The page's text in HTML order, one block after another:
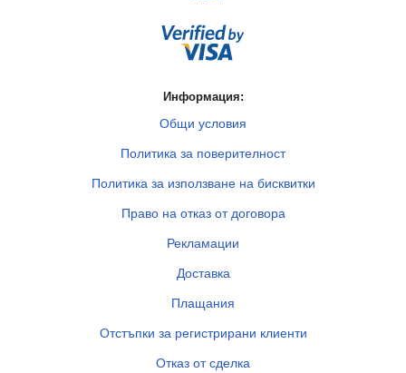
Информация:
Общи условия
Политика за поверителност
Политика за използване на бисквитки
Право на отказ от договора
Рекламации
Доставка
Плащания
Отстъпки за регистрирани клиенти
Отказ от сделка